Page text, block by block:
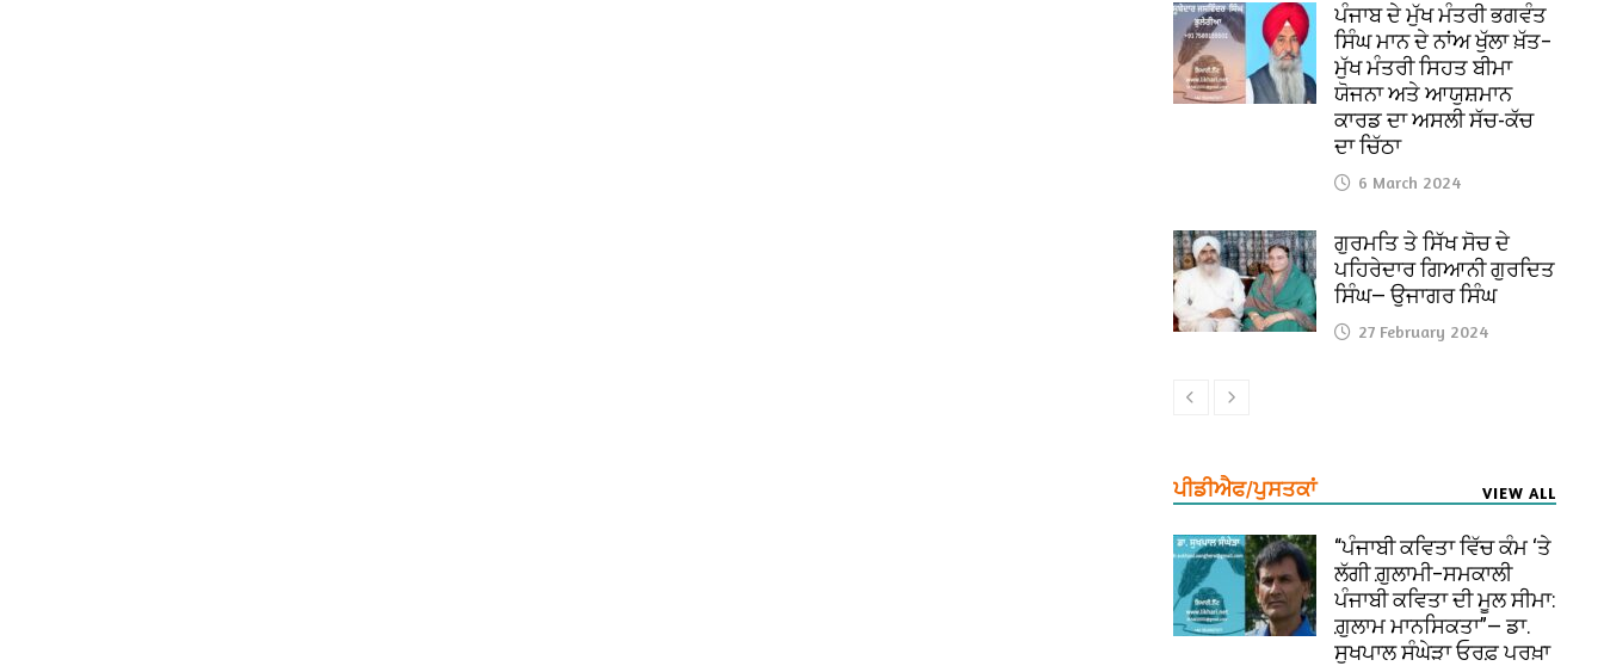
ਪੰਜਾਬ ਦੇ ਮੁੱਖ ਮੰਤਰੀ ਭਗਵੰਤ
ਸਿੰਘ ਮਾਨ ਦੇ ਨਾਂਅ ਖੁੱਲਾ ਖ਼ੱਤ–
ਮੁੱਖ ਮੰਤਰੀ ਸਿਹਤ ਬੀਮਾ
ਯੋਜਨਾ ਅਤੇ ਆਯੁਸ਼ਮਾਨ
ਕਾਰਡ ਦਾ ਅਸਲੀ ਸੱਚ-ਕੱਚ
ਦਾ ਚਿੱਠਾ
6 March 2024
ਗੁਰਮਤਿ ਤੇ ਸਿੱਖ ਸੋਚ ਦੇ
ਪਹਿਰੇਦਾਰ ਗਿਆਨੀ ਗੁਰਦਿਤ
ਸਿੰਘ— ਉਜਾਗਰ ਸਿੰਘ
27 February 2024
ਪੀਡੀਐਫ/ਪੁਸਤਕਾਂ VIEW ALL
“ਪੰਜਾਬੀ ਕਵਿਤਾ ਵਿੱਚ ਕੰਮ ‘ਤੇ
ਲੱਗੀ ਗ਼ੁਲਾਮੀ–ਸਮਕਾਲੀ
ਪੰਜਾਬੀ ਕਵਿਤਾ ਦੀ ਮੂਲ ਸੀਮਾ:
ਗ਼ੁਲਾਮ ਮਾਨਸਿਕਤਾ”— ਡਾ.
ਸੁਖਪਾਲ ਸੰਘੇੜਾ ਓਰਫ਼ ਪਰਖ਼ਾ